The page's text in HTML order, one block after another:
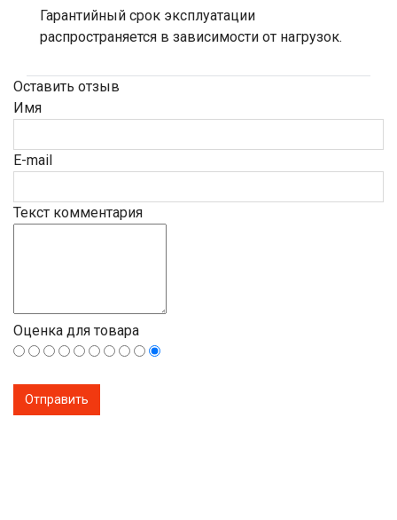
Гарантийный срок эксплуатации
распространяется в зависимости от нагрузок.
Оставить отзыв
Имя
E-mail
Текст комментария
Оценка для товара